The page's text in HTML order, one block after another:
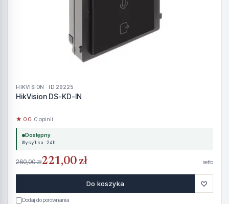
HIKVISION · ID 29225
HikVision DS-KD-IN
★ 0.0· 0 opinii
Dostępny
Wysyłka 24h
260,00 zł221,00 zł netto
Do koszyka ♡
Dodaj do porównania